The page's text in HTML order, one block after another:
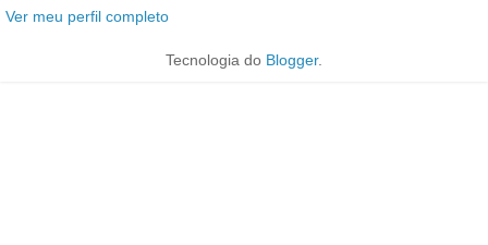
Ver meu perfil completo
Tecnologia do Blogger.